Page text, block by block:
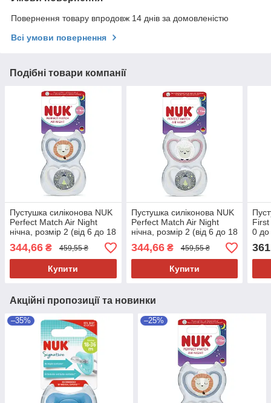
Повернення товару впродовж 14 днів за домовленістю
Всі умови повернення
Подібні товари компанії
Пустушка силіконова NUK
Perfect Match Air Night
нічна, розмір 2 (від 6 до 18
місяців), лев/зірки, 2 шт
344,66 ₴ 459,55 ₴
Купити
Пустушка силіконова NUK
Perfect Match Air Night
нічна, розмір 2 (від 6 до 18
місяців), вівця/зірки, 2 шт
344,66₴ 459,55 ₴
Купити
First
0 до
Акційні пропозиції та новинки
–35% –25%